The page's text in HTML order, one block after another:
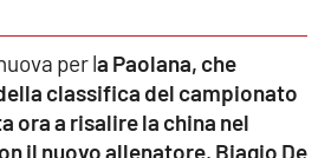
per la Paolana, che
classifica del campionato
ora a risalire la china nel
il nuovo allenatore, Biagio De